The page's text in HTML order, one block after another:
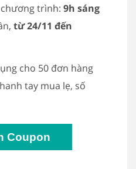
trình: 9h sáng
từ 24/11 đến
cho 50 đơn hàng
tay mua lẹ, số
Coupon